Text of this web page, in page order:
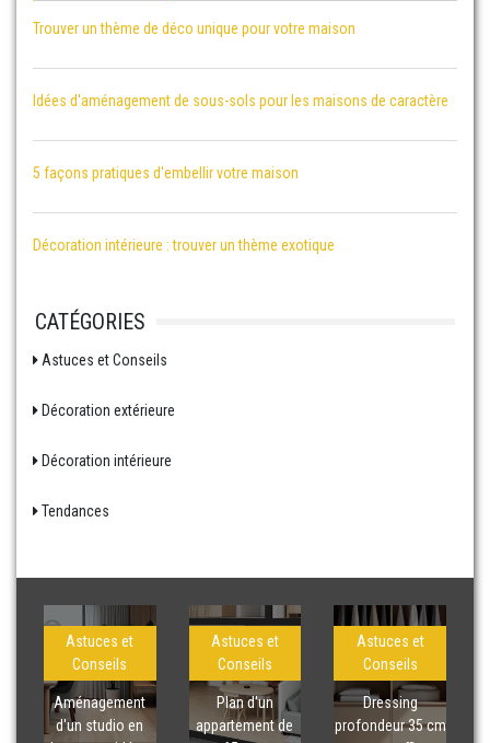
Trouver un thème de déco unique pour votre maison
Idées d'aménagement de sous-sols pour les maisons de caractère
5 façons pratiques d'embellir votre maison
Décoration intérieure : trouver un thème exotique
CATÉGORIES
Astuces et Conseils
Décoration extérieure
Décoration intérieure
Tendances
Astuces et
Conseils
Aménagement
d'un studio en
Astuces et
Conseils
Plan d'un
appartement de
Astuces et
Conseils
Dressing
profondeur 35 cm